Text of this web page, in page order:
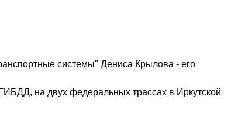
системы" Дениса Крылова - его
на двух федеральных трассах в Иркутской